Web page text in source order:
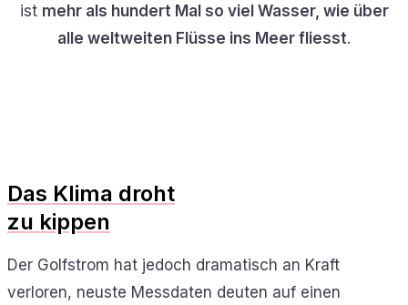
ist mehr als hundert Mal so viel Wasser, wie über
alle weltweiten Flüsse ins Meer fliesst.
Das Klima droht
zu kippen
Der Golfstrom hat jedoch dramatisch an Kraft
verloren, neuste Messdaten deuten auf einen